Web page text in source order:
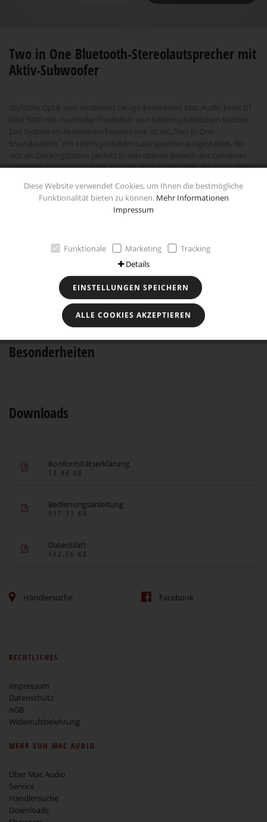
Two in One Bluetooth-Stereolautsprecher mit
Aktiv-Subwoofer
integriert. Darunter sitzt ein 20 Watt Aktiv-Subwoofer, der für kräftige
kann man den kompakten portablen Speaker einfach abnehmen und
genießt dank des leistungsfähigen Akkus und zwei 38mm
Breitbändern bis zu sechs Stunden qualitativ hochwertige
auch die Bedienung am Gerät ein Kinderspiel. Die integrierte
Freisprecheinrichtung rundet das perfekt aufeinander abgestimmte
Two in One Soundsystem ab
Technische Daten
Besonderheiten
Downloads
Konformitätserklärung
Bedienungsanleitung
Datenblatt
Händlersuche Facebook
RECHTLICHES
Impressum
Datenschutz
AGB
Widerrufsbelehrung
MEHR VON MAC AUDIO
Über Mac Audio
Service
Händlersuche
Downloads
Diese Website verwendet Cookies, um Ihnen die bestmögliche
Funktionalität bieten zu können. Mehr Informationen
Impressum
Funktionale Marketing
Tracking
Details
EINSTELLUNGEN SPEICHERN
ALLE COOKIES AKZEPTIEREN